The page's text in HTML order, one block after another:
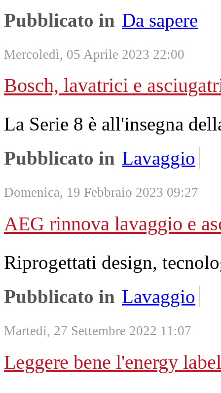
Pubblicato in Da sapere
Mercoledì, 05 Aprile 2023 22:00
Bosch, lavatrici e
La Serie 8 è all'insegna
Pubblicato in Lavaggio
Domenica, 19 Febbraio 2023 09:27
AEG rinnova lavaggio e
Riprogettati design,
Pubblicato in Lavaggio
Martedì, 27 Settembre 2022 11:07
Leggere bene l'energy